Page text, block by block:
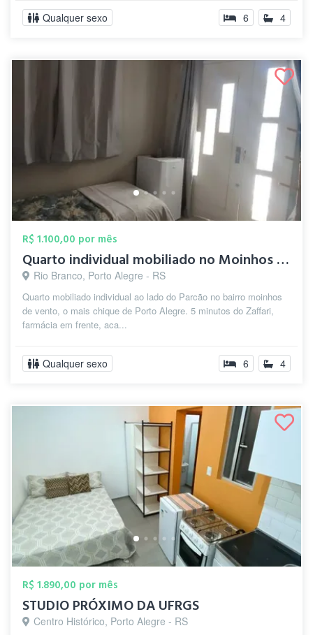
Qualquer sexo 6 4
R$ 1.100,00 por mês
Quarto individual mobiliado no Moinhos d...
Rio Branco, Porto Alegre - RS
Quarto mobiliado individual ao lado do Parcão no bairro moinhos
de vento, o mais chique de Porto Alegre. 5 minutos do Zaffari,
farmácia em frente, aca...
Qualquer sexo 6 4
R$ 1.890,00 por mês
STUDIO PRÓXIMO DA UFRGS
Centro Histórico, Porto Alegre - RS